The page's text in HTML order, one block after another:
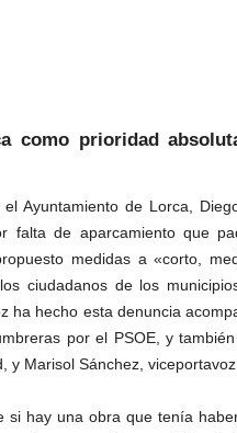
como prioridad
Ayuntamiento de Lorca,
falta de aparcamiento que
medidas a «corto,
ciudadanos de los
ha hecho esta denuncia
por el PSOE, y
y Marisol Sánchez,
si hay una obra que tenía